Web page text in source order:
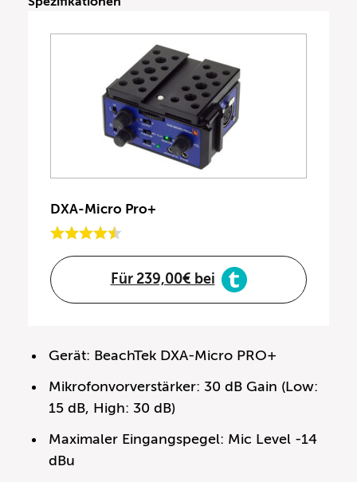
DXA-Micro Pro+
Für 239,00€ bei
Gerät: BeachTek DXA-Micro PRO+
Mikrofonvorverstärker: 30 dB Gain (Low:
15 dB, High: 30 dB)
Maximaler Eingangspegel: Mic Level -14
dBu